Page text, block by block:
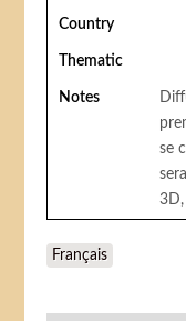
Country
Thematic
Notes
se
Français